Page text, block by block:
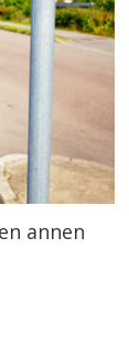
annen